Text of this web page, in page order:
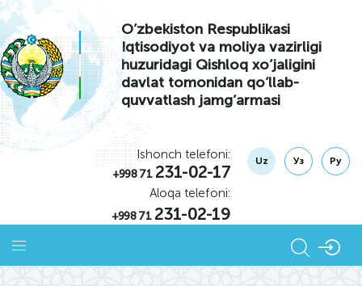
O’zbekiston Respublikasi
Iqtisodiyot va moliya vazirligi
huzuridagi Qishloq xo’jaligini
davlat tomonidan qo’llab-
quvvatlash jamg’armasi
Ishonch telefoni:
+998 71231-02-17
Aloqa telefoni:
+998 71231-02-19
Uz Уз Ру